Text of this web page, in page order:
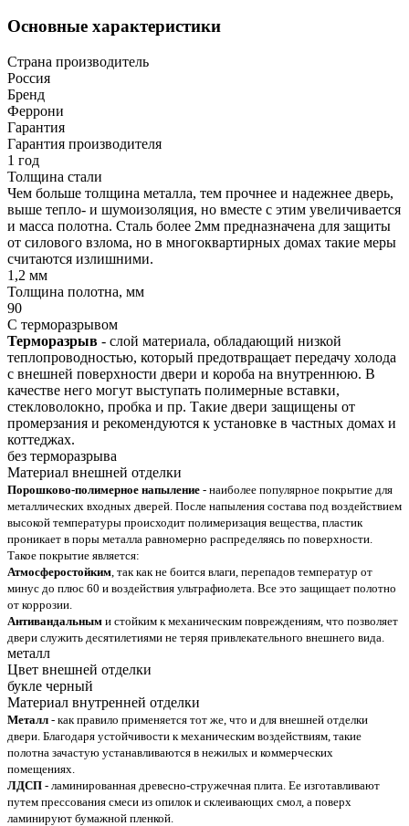
Основные характеристики
Страна производитель
Россия
Бренд
Феррони
Гарантия
Гарантия производителя
1 год
Толщина стали
Чем больше толщина металла, тем прочнее и надежнее дверь,
выше тепло- и шумоизоляция, но вместе с этим увеличивается
и масса полотна. Сталь более 2мм предназначена для защиты
от силового взлома, но в многоквартирных домах такие меры
считаются излишними.
1,2 мм
Толщина полотна, мм
90
С терморазрывом
Терморазрыв - слой материала, обладающий низкой
теплопроводностью, который предотвращает передачу холода
с внешней поверхности двери и короба на внутреннюю. В
качестве него могут выступать полимерные вставки,
стекловолокно, пробка и пр. Такие двери защищены от
промерзания и рекомендуются к установке в частных домах и
коттеджах.
без терморазрыва
Материал внешней отделки
Порошково-полимерное напыление - наиболее популярное покрытие для
металлических входных дверей. После напыления состава под воздействием
высокой температуры происходит полимеризация вещества, пластик
проникает в поры металла равномерно распределяясь по поверхности.
Такое покрытие является:
Атмосферостойким , так как не боится влаги, перепадов температур от
минус до плюс 60 и воздействия ультрафиолета. Все это защищает полотно
от коррозии.
Антивандальным и стойким к механическим повреждениям, что позволяет
двери служить десятилетиями не теряя привлекательного внешнего вида.
металл
Цвет внешней отделки
букле черный
Материал внутренней отделки
Металл - как правило применяется тот же, что и для внешней отделки
двери. Благодаря устойчивости к механическим воздействиям, такие
полотна зачастую устанавливаются в нежилых и коммерческих
помещениях.
ЛДСП - ламинированная древесно-стружечная плита. Ее изготавливают
путем прессования смеси из опилок и склеивающих смол, а поверх
ламинируют бумажной пленкой.